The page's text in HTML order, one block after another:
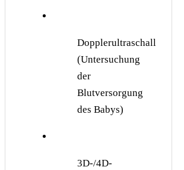
Dopplerultraschall
(Untersuchung
der
Blutversorgung
des Babys)
3D-/4D-